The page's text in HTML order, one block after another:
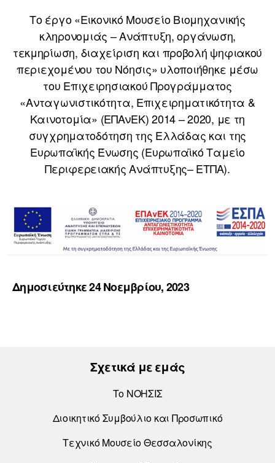
Το έργο «Εικονικό Μουσείο Βιομηχανικής
κληρονομιάς – Ανάπτυξη, οργάνωση,
τεκμηρίωση, διαχείριση και προβολή ψηφιακού
περιεχομένου του Νόησις» υλοποιήθηκε μέσω
του Επιχειρησιακού Προγράμματος
«Ανταγωνιστικότητα, Επιχειρηματικότητα &
Καινοτομία» (ΕΠΑνΕΚ) 2014 – 2020, με τη
συγχρηματοδότηση της Ελλάδας και της
Ευρωπαϊκής Ένωσης (Ευρωπαϊκό Ταμείο
Περιφερειακής Ανάπτυξης– ΕΤΠΑ).
Δημοσιεύτηκε 24 Νοεμβρίου, 2023
Σχετικά με εμάς
Το ΝΟΗΣΙΣ
Διοικητικό Συμβούλιο και Προσωπικό
Τεχνικό Μουσείο Θεσσαλονίκης